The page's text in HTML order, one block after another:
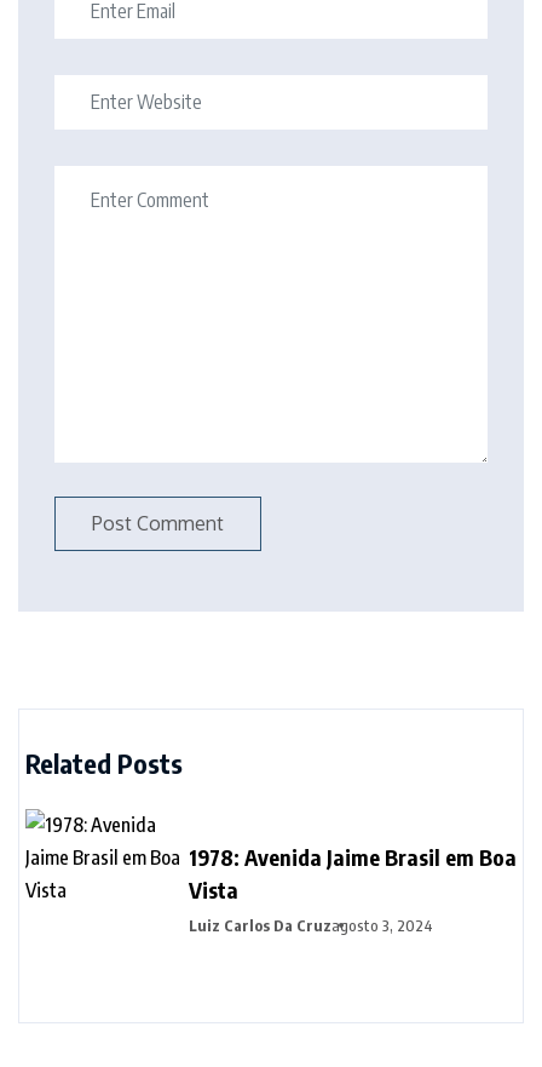
Related Posts
1978: Avenida Jaime Brasil em Boa
Vista
Luiz Carlos Da Cruzagosto 3, 2024